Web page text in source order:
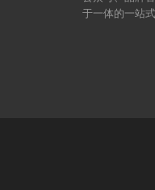
于一体的一站